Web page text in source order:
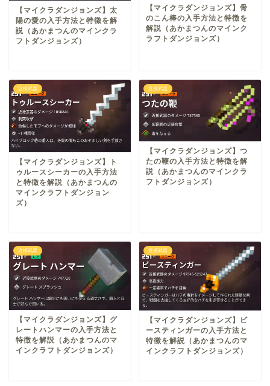
【マイクラダンジョンズ】太
陽の愛の入手方法と特徴を解
説（あかまつんのマインクラ
フトダンジョンズ）
【マイクラダンジョンズ】骨
のこん棒の入手方法と特徴を
解説（あかまつんのマインク
ラフトダンジョンズ）
近接武器
【マイクラダンジョンズ】ト
ゥルースシーカーの入手方法
と特徴を解説（あかまつんの
マインクラフトダンジョン
ズ）
近接武器
【マイクラダンジョンズ】つ
たの鞭の入手方法と特徴を解
説（あかまつんのマインクラ
フトダンジョンズ）
近接武器
【マイクラダンジョンズ】グ
レートハンマーの入手方法と
特徴を解説（あかまつんのマ
インクラフトダンジョンズ）
近接武器
【マイクラダンジョンズ】ビ
ースティンガーの入手方法と
特徴を解説（あかまつんのマ
インクラフトダンジョンズ）